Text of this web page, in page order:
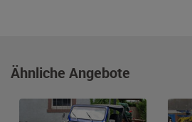
Ähnliche Angebote